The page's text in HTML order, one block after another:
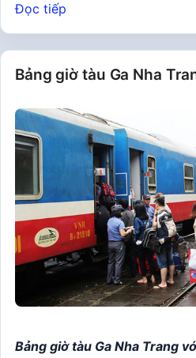
Đọc tiếp
Bảng giờ tàu Ga Nha
Bảng giờ tàu Ga Nha Trang